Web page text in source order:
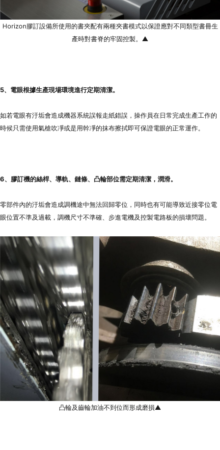
Horizon膠訂設備所使用的書夾配有兩種夾書模式以保證應對不同類型書冊生
產時對書脊的牢固控製。▲
5、電眼根據生產現場環境進行定期清潔。
如若電眼有汙垢會造成機器系統誤報走紙錯誤，操作員在日常完成生產工作的
時候只需使用氣槍吹凈或是用幹凈的抹布擦拭即可保證電眼的正常運作。
6、膠訂機的絲桿、導軌、鏈條、凸輪部位需定期清潔，潤滑。
零部件內的汙垢會造成調機途中無法回歸零位，同時也有可能導致近接零位電
眼位置不準及過載，調機尺寸不準確、步進電機及控製電路板的損壞問題。
凸輪及齒輪加油不到位而形成磨損▲